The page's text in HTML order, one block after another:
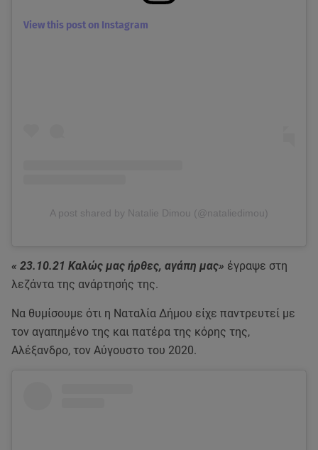
View this post on Instagram
A post shared by Natalie Dimou (@nataliedimou)
« 23.10.21 Καλώς μας ήρθες, αγάπη μας» έγραψε στη
λεζάντα της ανάρτησής της.
Να θυμίσουμε ότι η Ναταλία Δήμου είχε παντρευτεί με
τον αγαπημένο της και πατέρα της κόρης της,
Αλέξανδρο, τον Αύγουστο του 2020.